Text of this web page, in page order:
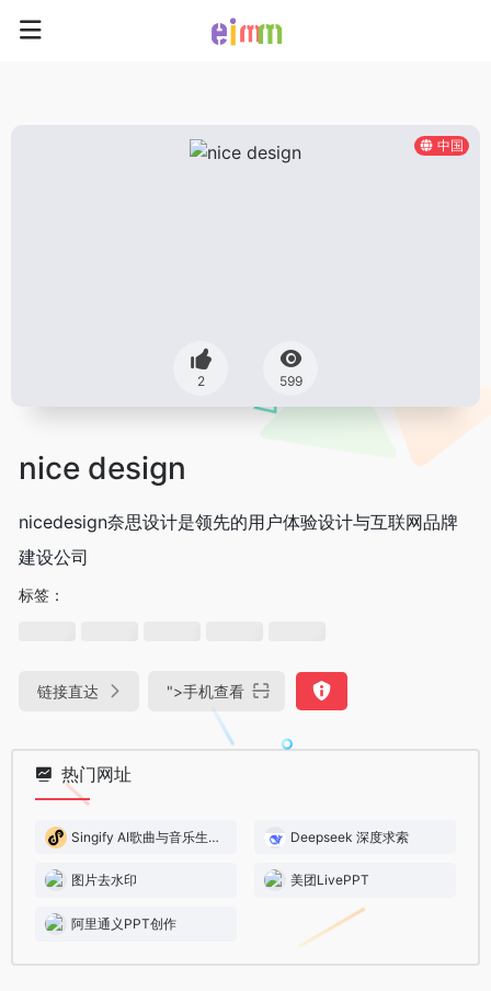
中国
2 599
nice design
nicedesign奈思设计是领先的用户体验设计与互联网品牌
建设公司
标签：
链接直达 ">手机查看
热门网址
Singify AI歌曲与音乐生成器 Deepseek 深度求索
图片去水印 美团LivePPT
阿里通义PPT创作